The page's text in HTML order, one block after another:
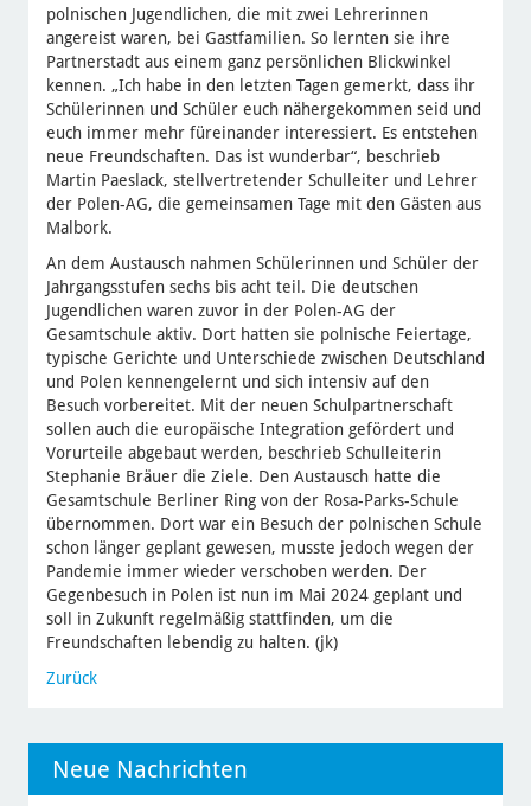
polnischen Jugendlichen, die mit zwei Lehrerinnen
angereist waren, bei Gastfamilien. So lernten sie ihre
Partnerstadt aus einem ganz persönlichen Blickwinkel
kennen. „Ich habe in den letzten Tagen gemerkt, dass ihr
Schülerinnen und Schüler euch nähergekommen seid und
euch immer mehr füreinander interessiert. Es entstehen
neue Freundschaften. Das ist wunderbar“, beschrieb
Martin Paeslack, stellvertretender Schulleiter und Lehrer
der Polen-AG, die gemeinsamen Tage mit den Gästen aus
Malbork.
An dem Austausch nahmen Schülerinnen und Schüler der
Jahrgangsstufen sechs bis acht teil. Die deutschen
Jugendlichen waren zuvor in der Polen-AG der
Gesamtschule aktiv. Dort hatten sie polnische Feiertage,
typische Gerichte und Unterschiede zwischen Deutschland
und Polen kennengelernt und sich intensiv auf den
Besuch vorbereitet. Mit der neuen Schulpartnerschaft
sollen auch die europäische Integration gefördert und
Vorurteile abgebaut werden, beschrieb Schulleiterin
Stephanie Bräuer die Ziele. Den Austausch hatte die
Gesamtschule Berliner Ring von der Rosa-Parks-Schule
übernommen. Dort war ein Besuch der polnischen Schule
schon länger geplant gewesen, musste jedoch wegen der
Pandemie immer wieder verschoben werden. Der
Gegenbesuch in Polen ist nun im Mai 2024 geplant und
soll in Zukunft regelmäßig stattfinden, um die
Freundschaften lebendig zu halten. (jk)
Zurück
Neue Nachrichten